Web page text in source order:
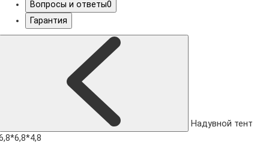
Вопросы и ответы0
Гарантия
Надувной тент